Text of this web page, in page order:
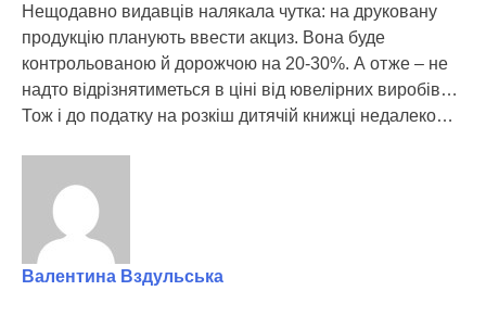
Нещодавно видавців налякала чутка: на друковану
продукцію планують ввести акциз. Вона буде
контрольованою й дорожчою на 20-30%. А отже – не
надто відрізнятиметься в ціні від ювелірних виробів…
Тож і до податку на розкіш дитячій книжці недалеко…
Валентина Вздульська